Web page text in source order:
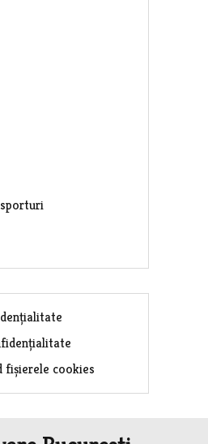
fișierele cookies